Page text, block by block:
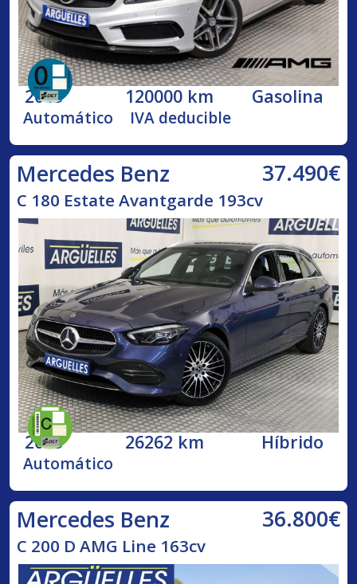
2013 120000 km Gasolina
Automático IVA deducible
Mercedes Benz 37.490€
C 180 Estate Avantgarde 193cv
2023 26262 km Híbrido
Automático
Mercedes Benz 36.800€
C 200 D AMG Line 163cv